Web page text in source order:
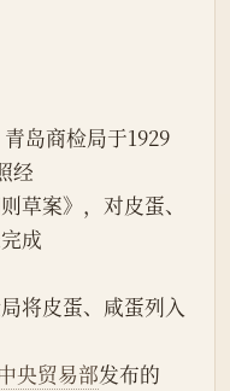
经
草案》，对皮蛋、
成
央贸易部发布的